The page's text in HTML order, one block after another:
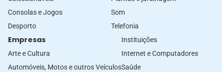
Consolas e Jogos
Desporto
Som
Telefonia
Empresas
Arte e Cultura
Automóveis, Motos e outros Veículos
Instituições
Internet e Computadores
Saúde